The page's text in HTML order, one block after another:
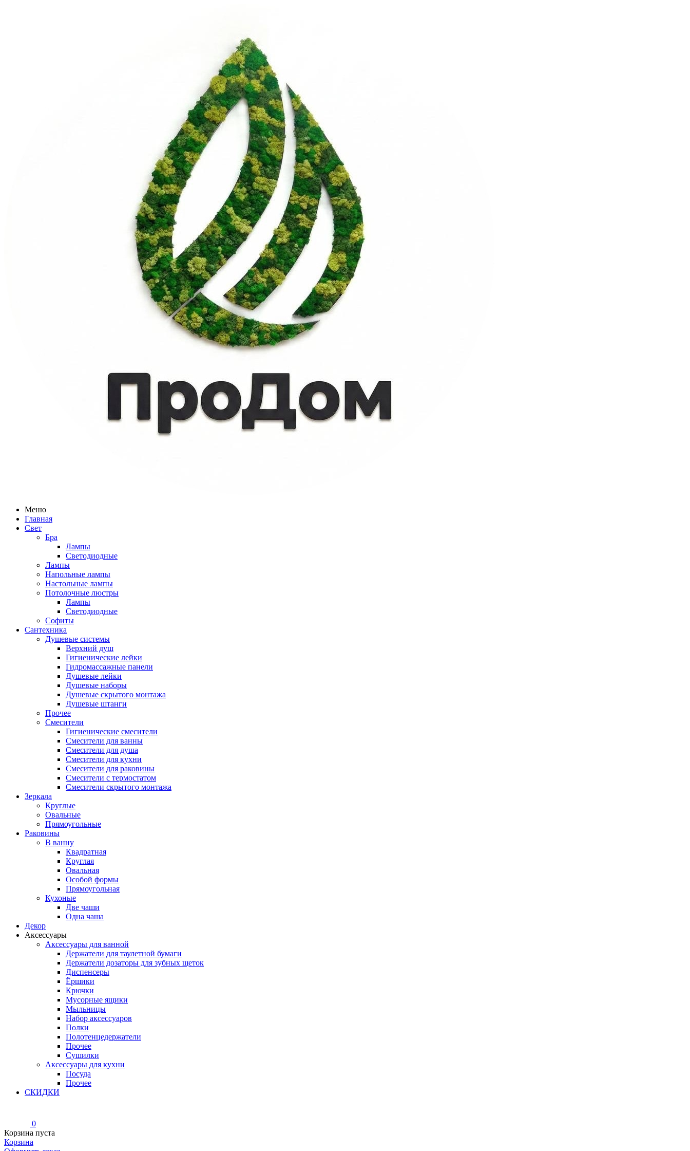
Меню
Главная
Свет
Бра
Лампы
Светодиодные
Лампы
Напольные лампы
Настольные лампы
Потолочные люстры
Лампы
Светодиодные
Софиты
Сантехника
Душевые системы
Верхний душ
Гигиенические лейки
Гидромассажные панели
Душевые лейки
Душевые наборы
Душевые скрытого монтажа
Душевые штанги
Прочее
Смесители
Гигиенические смесители
Смесители для ванны
Смесители для душа
Смесители для кухни
Смесители для раковины
Смесители с термостатом
Смесители скрытого монтажа
Зеркала
Круглые
Овальные
Прямоугольные
Раковины
В ванну
Квадратная
Круглая
Овальная
Особой формы
Прямоугольная
Кухоные
Две чаши
Одна чаша
Декор
Аксессуары
Аксессуары для ванной
Держатели для таулетной бумаги
Держатели дозаторы для зубных щеток
Диспенсеры
Ёршики
Крючки
Мусорные ящики
Мыльницы
Набор аксессуаров
Полки
Полотенцедержатели
Прочее
Сушилки
Аксессуары для кухни
Посуда
Прочее
СКИДКИ
0
Корзина пуста
Корзина